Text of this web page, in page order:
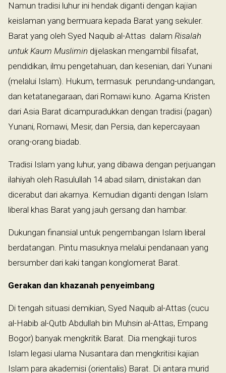
Namun tradisi luhur ini hendak diganti dengan kajian
keislaman yang bermuara kepada Barat yang sekuler.
Barat yang oleh Syed Naquib al-Attas dalam Risalah
untuk Kaum Muslimin dijelaskan mengambil filsafat,
pendidikan, ilmu pengetahuan, dan kesenian, dari Yunani
(melalui Islam). Hukum, termasuk perundang-undangan,
dan ketatanegaraan, dari Romawi kuno. Agama Kristen
dari Asia Barat dicampuradukkan dengan tradisi (pagan)
Yunani, Romawi, Mesir, dan Persia, dan kepercayaan
orang-orang biadab.
Tradisi Islam yang luhur, yang dibawa dengan perjuangan
ilahiyah oleh Rasulullah 14 abad silam, dinistakan dan
dicerabut dari akarnya. Kemudian diganti dengan Islam
liberal khas Barat yang jauh gersang dan hambar.
Dukungan finansial untuk pengembangan Islam liberal
berdatangan. Pintu masuknya melalui pendanaan yang
bersumber dari kaki tangan konglomerat Barat.
Gerakan dan khazanah penyeimbang
Di tengah situasi demikian, Syed Naquib al-Attas (cucu
al-Habib al-Qutb Abdullah bin Muhsin al-Attas, Empang
Bogor) banyak mengkritik Barat. Dia mengkaji turos
Islam legasi ulama Nusantara dan mengkritisi kajian
Islam para akademisi (orientalis) Barat. Di antara murid